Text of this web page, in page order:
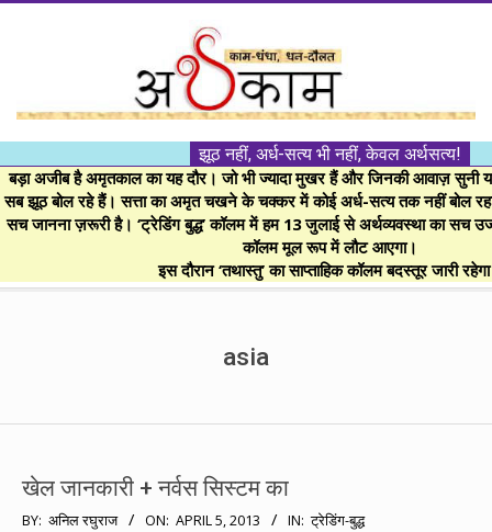
।।
अर्थकाम।।
BE
FINANCIALLY
झूठ नहीं, अर्ध-सत्य भी नहीं, केवल अर्थसत्य!
बड़ा अजीब है अमृतकाल का यह दौर। जो भी ज्यादा मुखर हैं और जिनकी आवाज़ सुनी
सब झूठ बोल रहे हैं। सत्ता का अमृत चखने के चक्कर में कोई अर्ध-सत्य तक नहीं बोल
सच जानना ज़रूरी है। ‘ट्रेडिंग बुद्ध’ कॉलम में हम 13 जुलाई से अर्थव्यवस्था का सच
कॉलम मूल रूप में लौट आएगा।
इस दौरान ‘तथास्तु’ का साप्ताहिक कॉलम बदस्तूर जारी
asia
खेल जानकारी + नर्वस सिस्टम का
2013-
BY: अनिल रघुराज ON: APRIL 5, 2013 IN: ट्रेडिंग-बुद्ध